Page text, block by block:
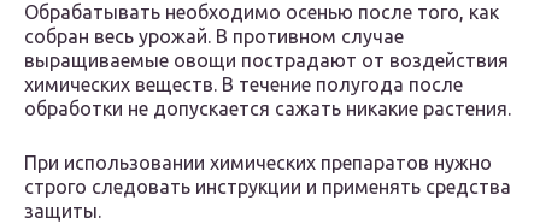
Обрабатывать необходимо осенью после того, как
собран весь урожай. В противном случае
выращиваемые овощи пострадают от воздействия
химических веществ. В течение полугода после
обработки не допускается сажать никакие растения.
При использовании химических препаратов нужно
строго следовать инструкции и применять средства
защиты.